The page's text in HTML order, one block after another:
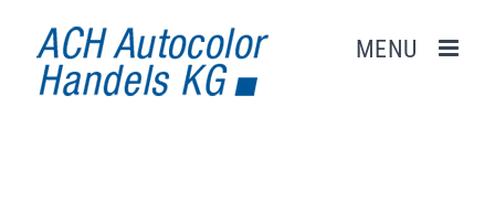
Inhalt
springen